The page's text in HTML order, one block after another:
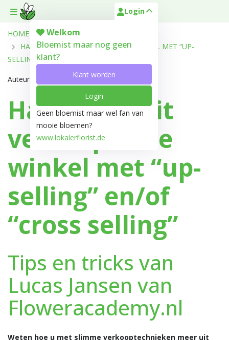
Toggle mobile menu
Login
Welkom
Bloemist maar nog geen
klant?
Klant worden
Login
Geen bloemist maar wel fan van
mooie bloemen?
www.lokalerflorist.de
HOME OVER ONS
HAAL MEER UIT VERKOOP IN DE WINKEL MET “UP-
SELLING” EN/OF “CROSS SELLING”
Auteur: Lucas
Haal meer uit
verkoop in de
winkel met “up-
selling” en/of
“cross selling”
Tips en tricks van
Lucas Jansen van
Floweracademy.nl
Weten hoe u met slimme verkooptechnieken meer uit